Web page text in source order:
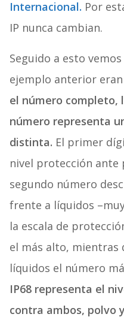
Internacional. Por
IP nunca cambian.
Seguido a esto
ejemplo anterior eran
el número completo,
número representa
distinta. El primer
nivel protección ante
segundo número
frente a líquidos
la escala de
el más alto, mientras
líquidos el número
IP68 representa el
contra ambos, polvo